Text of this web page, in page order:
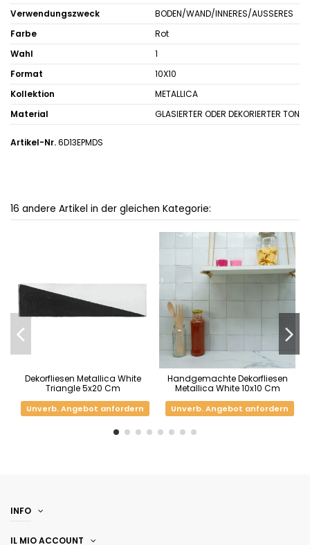
Verwendungszweck
BODEN/WAND/INNERES/AUSSERES
Farbe
Rot
Wahl
1
Format
10X10
Kollektion
METALLICA
Material
GLASIERTER ODER DEKORIERTER TON
Artikel-Nr.6D13EPMDS
16 andere Artikel in der gleichen Kategorie:
Dekorfliesen Metallica White
Triangle 5x20 Cm
Unverb. Angebot anfordern
Handgemachte Dekorfliesen
Metallica White 10x10 Cm
Unverb. Angebot anfordern
INFO
IL MIO ACCOUNT